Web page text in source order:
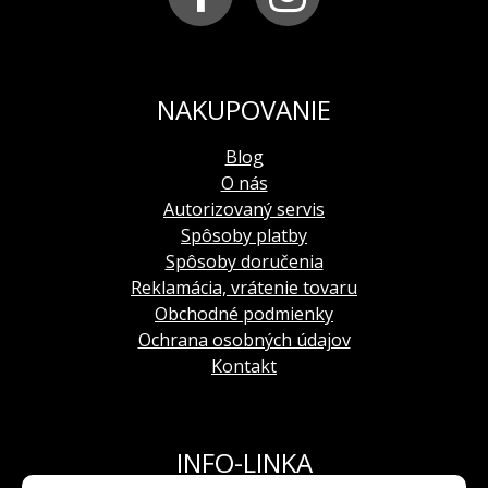
ANCHAR, predovšetkým pre model NH35A-
NAKUPOVANIE
Blog
O nás
Autorizovaný servis
Spôsoby platby
Spôsoby doručenia
Reklamácia, vrátenie tovaru
Obchodné podmienky
Ochrana osobných údajov
Kontakt
INFO-LINKA